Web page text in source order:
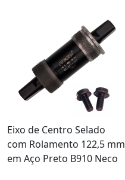
Eixo de Centro Selado
com Rolamento 122,5 mm
em Aço Preto B910 Neco